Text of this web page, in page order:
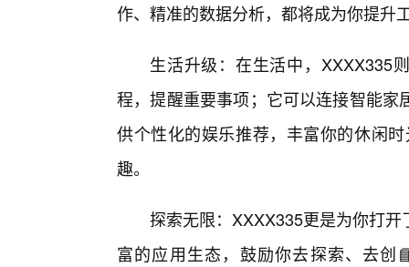
作、精准的数据分析，都将成为你提升
生活升级：在生活中，XXXX335
程，提醒重要事项；它可以连接智能
供个性化的娱乐推荐，丰富你的休闲
趣。
探索无限：XXXX335更是为你打
富的应用生态，鼓励你去探索、去创